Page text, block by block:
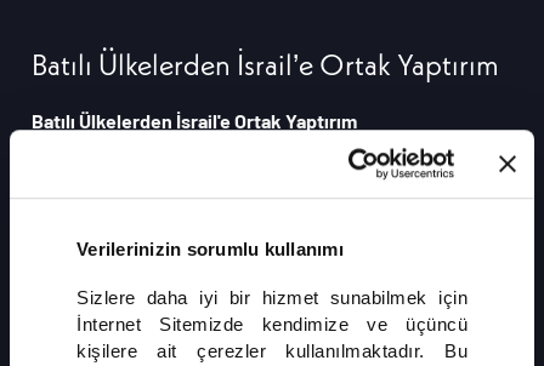
Verilerinizin sorumlu kullanımı
Sizlere daha iyi bir hizmet sunabilmek için
İnternet Sitemizde kendimize ve üçüncü
kişilere ait çerezler kullanılmaktadır. Bu
Batılı Ülkelerden İsrail’e Ortak Yaptırım
Batılı Ülkelerden İsrail'e Ortak Yaptırım
Fransa, Batı Şeria'daki yerleşim politikalarına verdiği destek nedeniyle İsrail
Maliye Bakanı Smotrich'in ülkeye girişini yasakladı. Karar, Fransa'nın
İngiltere, Kanada, Avustralya ve Norveç ile birlikte aldığı ortak yaptırım